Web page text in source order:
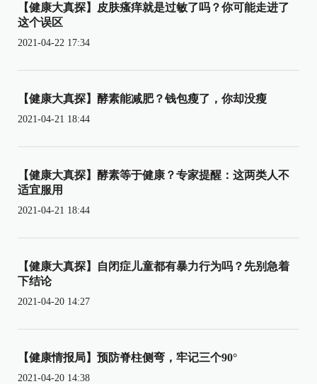
【健康大真探】皮肤瘙痒就是过敏了吗？你可能走进了
这个误区
2021-04-22 17:34
【健康大真探】酵素能减肥？钱包瘦了，你却没瘦
2021-04-21 18:44
【健康大真探】酵素等于健康？专家提醒：这两类人不
适宜服用
2021-04-21 18:44
【健康大真探】自闭症儿童都有暴力行为吗？先别急着
下结论
2021-04-20 14:27
【健康情报局】预防脊柱侧弯，牢记三个90°
2021-04-20 14:38